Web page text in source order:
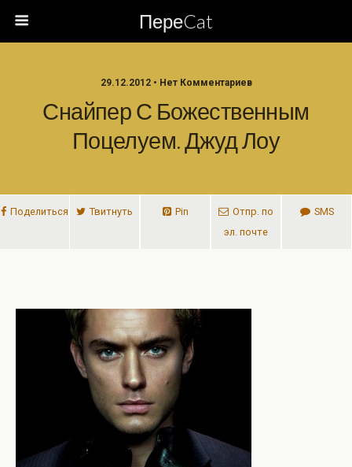
ПереCat
29.12.2012 • Нет Комментариев
Снайпер С Божественным
Поцелуем. Джуд Лоу
Поделиться Твитнуть Pin
Отпр. по
эл. почте
SMS